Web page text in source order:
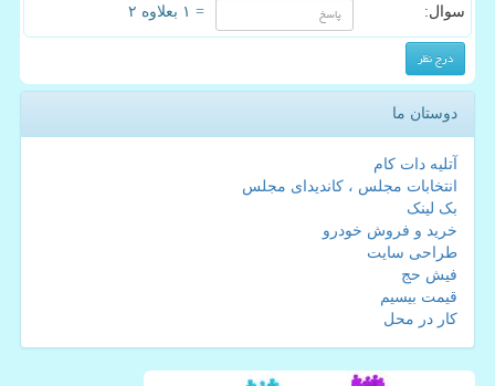
سوال: = ۱ بعلاوه ۲
دوستان ما
آتلیه دات کام
انتخابات مجلس ، کاندیدای مجلس
بک لینک
خرید و فروش خودرو
طراحی سایت
فیش حج
قیمت بیسیم
کار در محل